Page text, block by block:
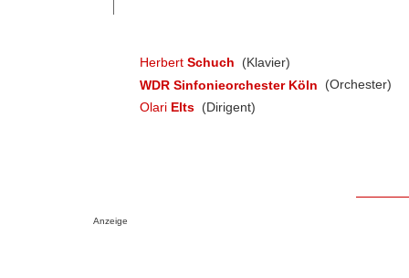
Herbert Schuch
(Klavier)
WDR Sinfonieorchester Köln
(Orchester)
Olari Elts (Dirigent)
Anzeige